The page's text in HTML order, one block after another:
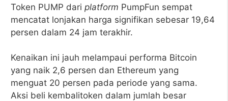
Token PUMP dari platform PumpFun sempat
mencatat lonjakan harga signifikan sebesar 19,64
persen dalam 24 jam terakhir.
Kenaikan ini jauh melampaui performa Bitcoin
yang naik 2,6 persen dan Ethereum yang
menguat 20 persen pada periode yang sama.
Aksi beli kembalitoken dalam jumlah besar